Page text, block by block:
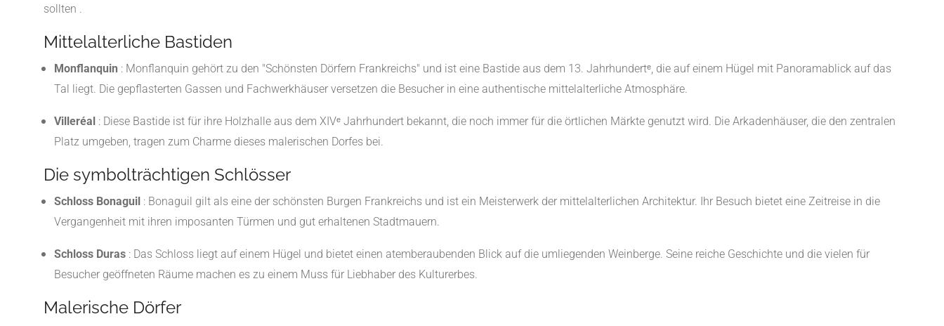
sollten .
Mittelalterliche Bastiden
Monflanquin : Monflanquin gehört zu den "Schönsten Dörfern Frankreichs" und ist eine Bastide aus dem 13. Jahrhundertᵉ, die auf einem Hügel mit Panoramablick auf das
Tal liegt. Die gepflasterten Gassen und Fachwerkhäuser versetzen die Besucher in eine authentische mittelalterliche Atmosphäre.
Villeréal : Diese Bastide ist für ihre Holzhalle aus dem XIVᵉ Jahrhundert bekannt, die noch immer für die örtlichen Märkte genutzt wird. Die Arkadenhäuser, die den zentralen
Platz umgeben, tragen zum Charme dieses malerischen Dorfes bei.
Die symbolträchtigen Schlösser
Schloss Bonaguil : Bonaguil gilt als eine der schönsten Burgen Frankreichs und ist ein Meisterwerk der mittelalterlichen Architektur. Ihr Besuch bietet eine Zeitreise in die
Vergangenheit mit ihren imposanten Türmen und gut erhaltenen Stadtmauern.
Schloss Duras : Das Schloss liegt auf einem Hügel und bietet einen atemberaubenden Blick auf die umliegenden Weinberge. Seine reiche Geschichte und die vielen für
Besucher geöffneten Räume machen es zu einem Muss für Liebhaber des Kulturerbes.
Malerische Dörfer